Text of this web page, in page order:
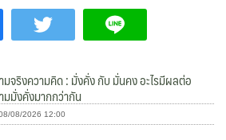
มจริงความคิด : มั่งคั่ง กับ มั่นคง อะไรมีผลต่อ
มมั่งคั่งมากกว่ากัน
08/2026 12:00